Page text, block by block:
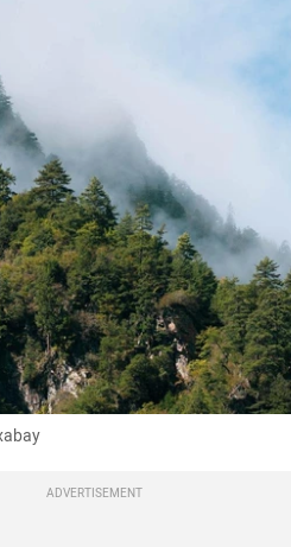
ADVERTISEMENT